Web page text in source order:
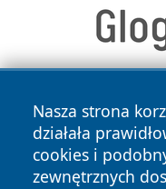
Nasza strona
działała
cookies i
zewnętrznych